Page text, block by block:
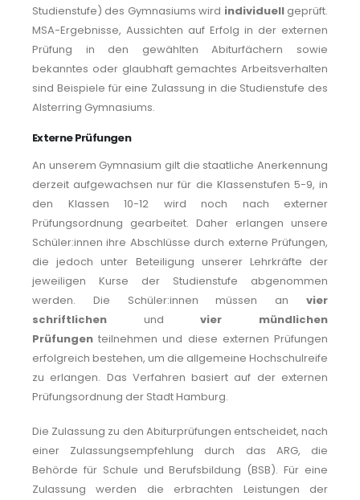
Studienstufe) des Gymnasiums wird individuellgeprüft.
MSA-Ergebnisse, Aussichten auf Erfolg in der externen
Prüfung in den gewählten Abiturfächern sowie
bekanntes oder glaubhaft gemachtes Arbeitsverhalten
sind Beispiele für eine Zulassung in die Studienstufe des
Alsterring Gymnasiums.
Externe Prüfungen
An unserem Gymnasium gilt die staatliche Anerkennung
derzeit aufgewachsen nur für die Klassenstufen 5-9, in
den Klassen 10-12 wird noch nach externer
Prüfungsordnung gearbeitet. Daher erlangen unsere
Schüler:innen ihre Abschlüsse durch externe Prüfungen,
die jedoch unter Beteiligung unserer Lehrkräfte der
jeweiligen Kurse der Studienstufe abgenommen
werden. Die Schüler:innen müssen an vier
schriftlichen undvier mündlichen
Prüfungen teilnehmen und diese externen Prüfungen
erfolgreich bestehen, um die allgemeine Hochschulreife
zu erlangen. Das Verfahren basiert auf der externen
Prüfungsordnung der Stadt Hamburg.
Die Zulassung zu den Abiturprüfungen entscheidet, nach
einer Zulassungsempfehlung durch das ARG, die
Behörde für Schule und Berufsbildung (BSB). Für eine
Zulassung werden die erbrachten Leistungen der